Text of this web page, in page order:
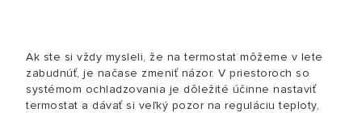
Ak ste si vždy mysleli, že na termostat môžeme v lete
zabudnúť, je načase zmeniť názor. V priestoroch so
systémom ochladzovania je dôležité účinne nastaviť
termostat a dávať si veľký pozor na reguláciu teploty,